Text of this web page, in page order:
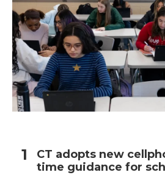
CT adopts new
time guidance for